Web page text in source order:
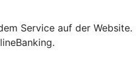
Service auf der Website.